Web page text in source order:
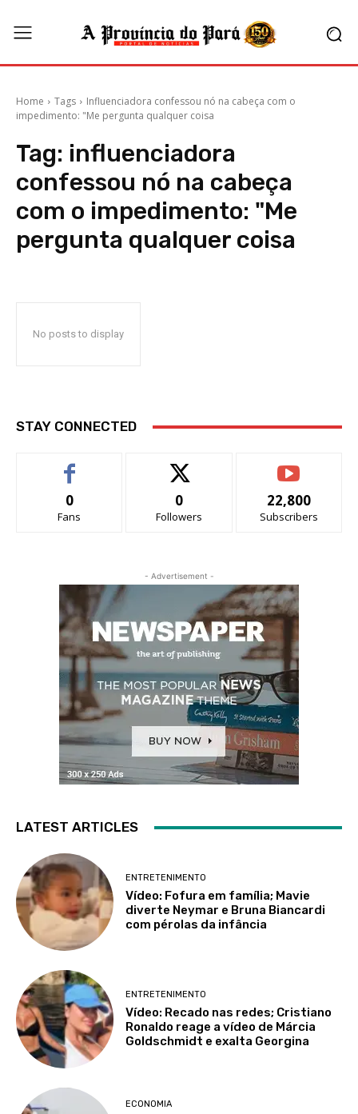
Home Tags
Influenciadora confessou nó na cabeça com o
impedimento: "Me pergunta qualquer coisa
Tag: influenciadora
confessou nó na cabeça
com o impedimento: "Me
pergunta qualquer coisa
No posts to display
STAY CONNECTED
0
Fans
0
Followers
22,800
Subscribers
- Advertisement -
LATEST ARTICLES
ENTRETENIMENTO
Vídeo: Fofura em família; Mavie
diverte Neymar e Bruna Biancardi
com pérolas da infância
ENTRETENIMENTO
Vídeo: Recado nas redes; Cristiano
Ronaldo reage a vídeo de Márcia
Goldschmidt e exalta Georgina
ECONOMIA